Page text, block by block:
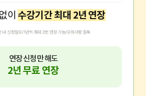
이 수강기간 최대 2년 연장
연장 신청만 해도
2년 무료 연장